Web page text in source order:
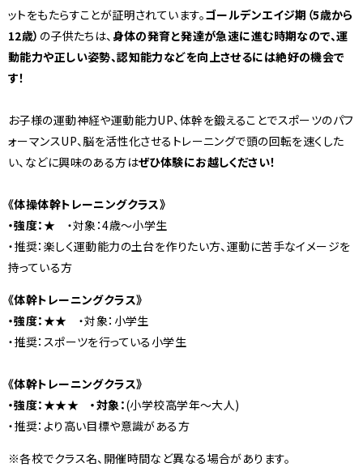
ットをもたらすことが証明されています。ゴールデンエイジ期（5歳から
12歳） の子供たちは、 身体の発育と発達が急速に進む時期なので、運
動能力や正しい姿勢、認知能力などを向上させるには絶好の機会で
す！
お子様の運動神経や運動能力UP、体幹を鍛えることでスポーツのパフ
ォーマンスUP、脳を活性化させるトレーニングで頭の回転を速くした
い、などに興味のある方はぜひ体験にお越しください！
《体操体幹トレーニングクラス》
・強度：★ ・対象：4歳～小学生
・推奨：楽しく運動能力の土台を作りたい方、運動に苦手なイメージを
持っている方
《体幹トレーニングクラス》
・強度：★★ ・対象：小学生
・推奨：スポーツを行っている小学生
《体幹トレーニングクラス》
・強度：★★★ ・対象：(小学校高学年～大人)
・推奨：より高い目標や意識がある方
※各校でクラス名、開催時間など異なる場合があります。